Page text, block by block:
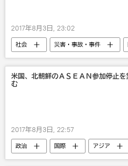
2017年8月3日, 23:02
社会 災害・事故・事件
米国、北朝鮮のＡＳＥＡＮ参加停止を
む
2017年8月3日, 22:57
政治 国際
アジア
東南アジア諸国連合
戦争・紛争